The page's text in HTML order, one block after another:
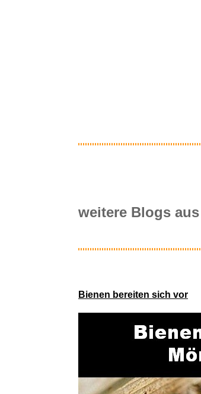
weitere Blogs aus
Bienen bereiten sich vor